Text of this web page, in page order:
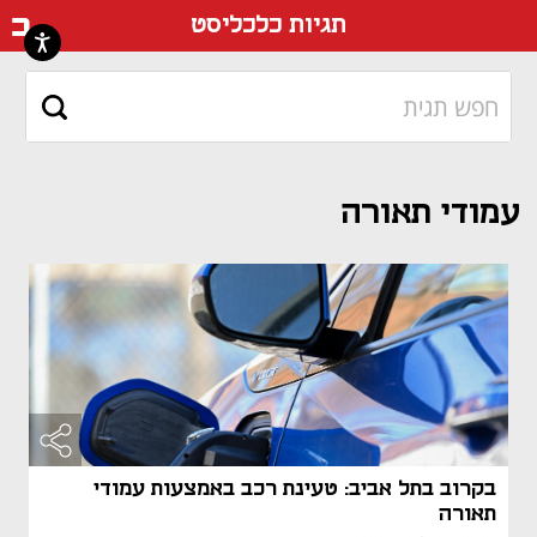
תגיות כלכליסט
עמודי תאורה
בקרוב בתל אביב: טעינת רכב באמצעות עמודי
תאורה